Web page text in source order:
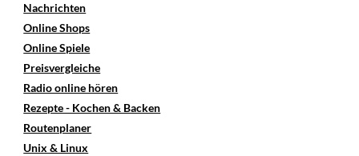
Nachrichten
Online Shops
Online Spiele
Preisvergleiche
Radio online hören
Rezepte - Kochen & Backen
Routenplaner
Unix & Linux